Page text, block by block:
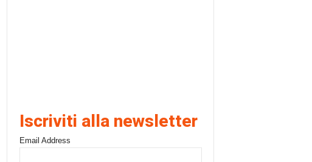
Iscriviti alla newsletter
Email Address